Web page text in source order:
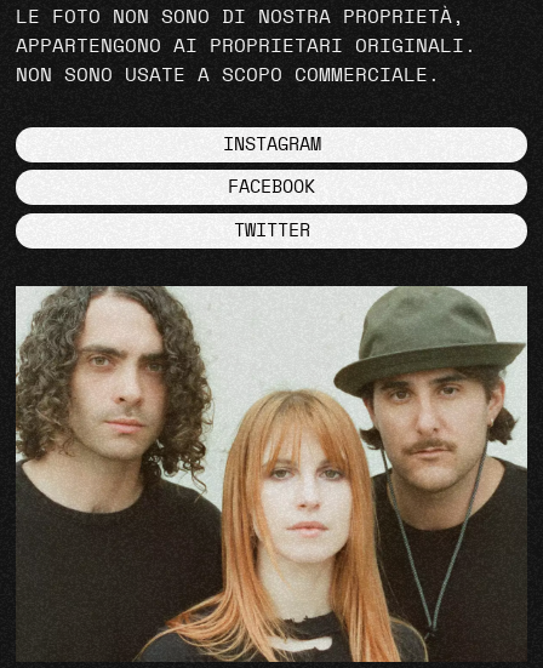
LE FOTO NON SONO DI NOSTRA PROPRIETÀ,
APPARTENGONO AI PROPRIETARI ORIGINALI.
NON SONO USATE A SCOPO COMMERCIALE.
INSTAGRAM
FACEBOOK
TWITTER